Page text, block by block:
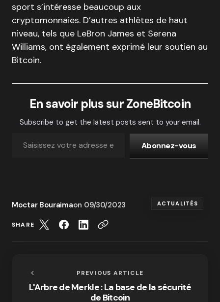
sport s’intéresse beaucoup aux
cryptomonnaies. D’autres athlètes de haut
niveau, tels que LeBron James et Serena
Williams, ont également exprimé leur soutien au
Bitcoin.
En savoir plus sur ZoneBitcoin
Subscribe to get the latest posts sent to your email.
Abonnez-vous
Moctar Bouraimaon 09/30/2023 ACTUALITÉS
SHARE
PREVIOUS ARTICLE
L'Arbre de Merkle : La base de la sécurité
de Bitcoin